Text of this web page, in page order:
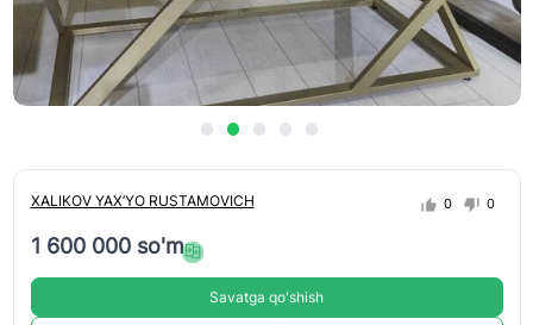
XALIKOV YAX’YO RUSTAMOVICH 0 0
1 600 000 so'm
Savatga qo'shish